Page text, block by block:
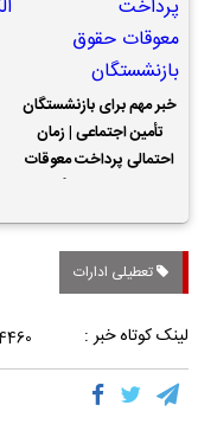
خبر مهم برای بازنشستگان
تأمین اجتماعی | زمان
احتمالی پرداخت معوقات
تعطیلی ادارات
لینک کوتاه خبر :